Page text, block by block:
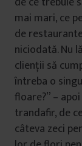
mai mari, ce
de
niciodată. Nu
clienții să
întreba o
floare?” –
trandafir, de
câteva zeci